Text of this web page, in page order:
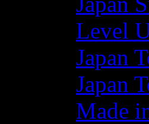
Level
Japan
Japan
Made